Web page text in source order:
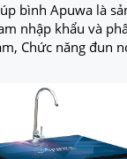
bình Apuwa là
nhập khẩu và
Chức năng đun